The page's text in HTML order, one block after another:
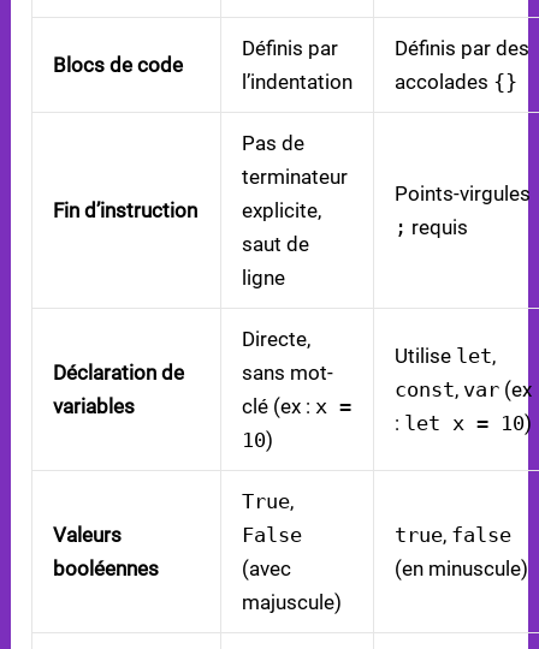
Blocs de code
Définis par
l’indentation
Définis par des
accolades {}
Fin d’instruction
Pas de
terminateur
explicite,
saut de
ligne
Points-virgules
; requis
Déclaration de
variables
Directe,
sans mot-
clé (ex : x =
10)
Utilise let,
const, var (ex
: let x = 10)
Valeurs
booléennes
True,
False
(avec
majuscule)
true, false
(en minuscule)